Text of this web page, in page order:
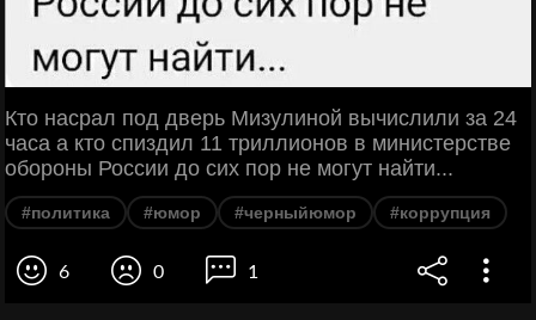
Кто насрал под дверь Мизулиной вычислили за 24
часа а кто спиздил 11 триллионов в министерстве
обороны России до сих пор не могут найти...
#политика #юмор #черныйюмор #коррупция
6 0 1